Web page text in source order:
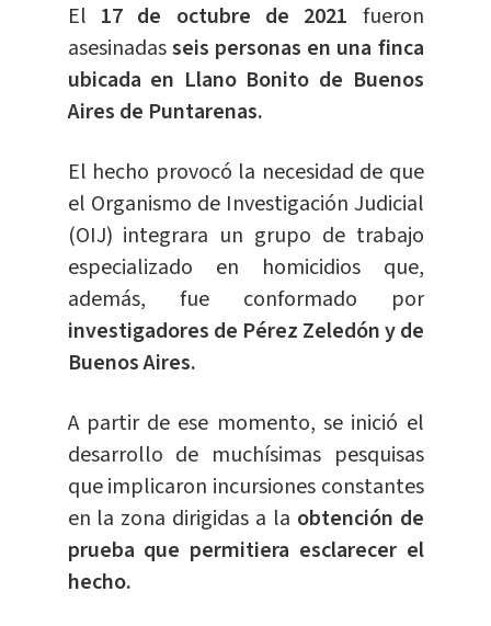
El 17 de octubre de 2021 fueron
asesinadasseis personas en una finca
ubicada en Llano Bonito de Buenos
Aires de Puntarenas.
El hecho provocó la necesidad de que
el Organismo de Investigación Judicial
(OIJ) integrara un grupo de trabajo
especializado en homicidios que,
además, fue conformado por
investigadores de Pérez Zeledón y de
Buenos Aires.
A partir de ese momento, se inició el
desarrollo de muchísimas pesquisas
que implicaron incursiones constantes
en la zona dirigidas a la obtención de
prueba que permitiera esclarecer el
hecho.